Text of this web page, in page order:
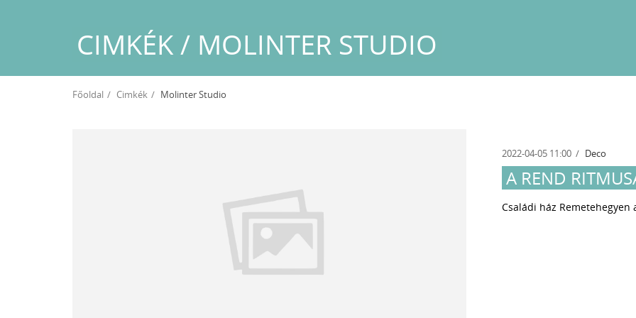
CIMKÉK / MOLINTER STUDIO
Főoldal Cimkék Molinter Studio
2022-04-05 11:00 Deco
A REND
Családi ház